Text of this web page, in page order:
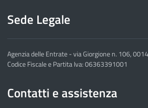
Sede Legale
Agenzia delle Entrate - via Giorgione n. 106,
Codice Fiscale e Partita Iva: 06363391001
Contatti e assistenza